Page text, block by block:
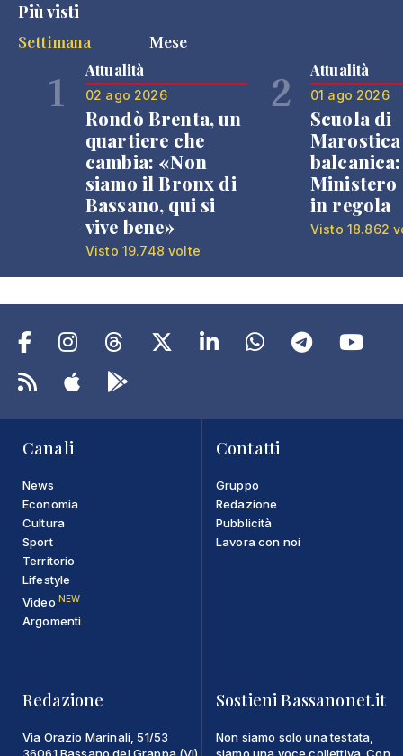
Più visti
Settimana
Mese
1 Attualità
02 ago 2026
Rondò Brenta, un
quartiere che
cambia: «Non
siamo il Bronx di
Bassano, qui si
vive bene»
Visto 19.748 volte
2 Attualità
01 ago 2026
Scuola di
Ministero
in regola
Visto 18.862
Canali
News
Economia
Cultura
Sport
Territorio
Lifestyle
Video NEW
Argomenti
Contatti
Gruppo
Redazione
Pubblicità
Lavora con noi
Redazione
Via Orazio Marinali, 51/53
Sostieni Bassanonet.it
Non siamo solo una testata,